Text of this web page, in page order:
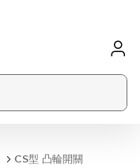
CS型 凸輪開關